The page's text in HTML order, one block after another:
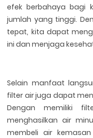
efek berbahaya bagi
jumlah yang tinggi.
tepat, kita dapat
ini dan menjaga
Selain manfaat
filter air juga dapat
Dengan memiliki
menghasilkan air
membeli air